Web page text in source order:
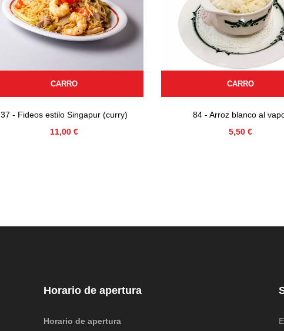
CARRO
37 - Fideos estilo Singapur (curry)
Precio
11,00 €
CARRO
84 - Arroz blanco al
Precio
5,50 €
Horario de apertura
Horario de apertura